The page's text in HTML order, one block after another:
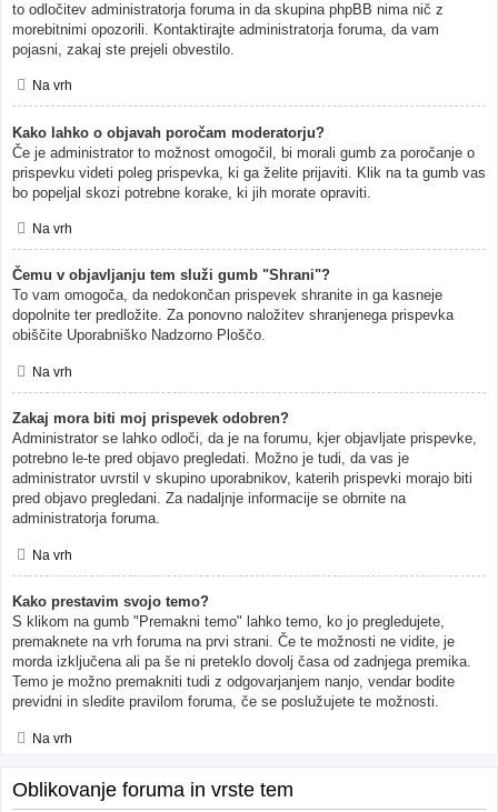
to odločitev administratorja foruma in da skupina phpBB nima nič z
morebitnimi opozorili. Kontaktirajte administratorja foruma, da vam
pojasni, zakaj ste prejeli obvestilo.
Na vrh
Kako lahko o objavah poročam moderatorju?
Če je administrator to možnost omogočil, bi morali gumb za poročanje o
prispevku videti poleg prispevka, ki ga želite prijaviti. Klik na ta gumb vas
bo popeljal skozi potrebne korake, ki jih morate opraviti.
Na vrh
Čemu v objavljanju tem služi gumb "Shrani"?
To vam omogoča, da nedokončan prispevek shranite in ga kasneje
dopolnite ter predložite. Za ponovno naložitev shranjenega prispevka
obiščite Uporabniško Nadzorno Ploščo.
Na vrh
Zakaj mora biti moj prispevek odobren?
Administrator se lahko odloči, da je na forumu, kjer objavljate prispevke,
potrebno le-te pred objavo pregledati. Možno je tudi, da vas je
administrator uvrstil v skupino uporabnikov, katerih prispevki morajo biti
pred objavo pregledani. Za nadaljnje informacije se obrnite na
administratorja foruma.
Na vrh
Kako prestavim svojo temo?
S klikom na gumb "Premakni temo" lahko temo, ko jo pregledujete,
premaknete na vrh foruma na prvi strani. Če te možnosti ne vidite, je
morda izključena ali pa še ni preteklo dovolj časa od zadnjega premika.
Temo je možno premakniti tudi z odgovarjanjem nanjo, vendar bodite
previdni in sledite pravilom foruma, če se poslužujete te možnosti.
Na vrh
Oblikovanje foruma in vrste tem